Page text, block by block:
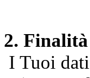
2.
I Tuoi